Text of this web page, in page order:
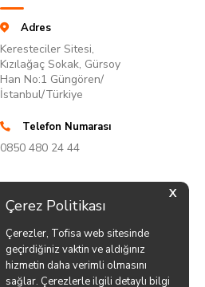
X
Çerez Politikası
Çerezler, Tofisa web sitesinde
geçirdiğiniz vaktin ve aldığınız
hizmetin daha verimli olmasını
sağlar. Çerezlerle ilgili detaylı bilgi
Adres
Keresteciler Sitesi,
Kızılağaç Sokak, Gürsoy
Han No:1 Güngören/
İstanbul/Türkiye
Telefon Numarası
0850 480 24 44